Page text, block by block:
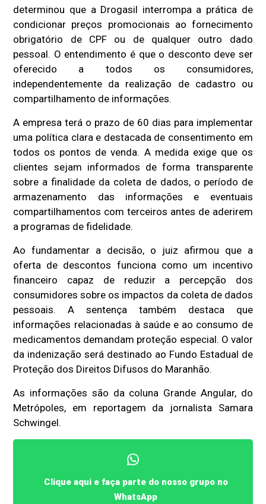
determinou que a Drogasil interrompa a prática de
condicionar preços promocionais ao fornecimento
obrigatório de CPF ou de qualquer outro dado
pessoal. O entendimento é que o desconto deve ser
oferecido a todos os consumidores,
independentemente da realização de cadastro ou
compartilhamento de informações.
A empresa terá o prazo de 60 dias para implementar
uma política clara e destacada de consentimento em
todos os pontos de venda. A medida exige que os
clientes sejam informados de forma transparente
sobre a finalidade da coleta de dados, o período de
armazenamento das informações e eventuais
compartilhamentos com terceiros antes de aderirem
a programas de fidelidade.
Ao fundamentar a decisão, o juiz afirmou que a
oferta de descontos funciona como um incentivo
financeiro capaz de reduzir a percepção dos
consumidores sobre os impactos da coleta de dados
pessoais. A sentença também destaca que
informações relacionadas à saúde e ao consumo de
medicamentos demandam proteção especial. O valor
da indenização será destinado ao Fundo Estadual de
Proteção dos Direitos Difusos do Maranhão.
As informações são da coluna Grande Angular, do
Metrópoles, em reportagem da jornalista Samara
Schwingel.
Clique aqui e faça parte do nosso grupo no
WhatsApp